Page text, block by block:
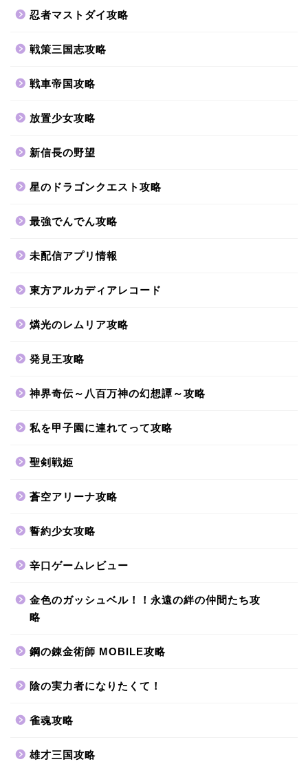
忍者マストダイ攻略
戦策三国志攻略
戦車帝国攻略
放置少女攻略
新信長の野望
星のドラゴンクエスト攻略
最強でんでん攻略
未配信アプリ情報
東方アルカディアレコード
燐光のレムリア攻略
発見王攻略
神界奇伝～八百万神の幻想譚～攻略
私を甲子園に連れてって攻略
聖剣戦姫
蒼空アリーナ攻略
誓約少女攻略
辛口ゲームレビュー
金色のガッシュベル！！永遠の絆の仲間たち攻
略
鋼の錬金術師 MOBILE攻略
陰の実力者になりたくて！
雀魂攻略
雄才三国攻略